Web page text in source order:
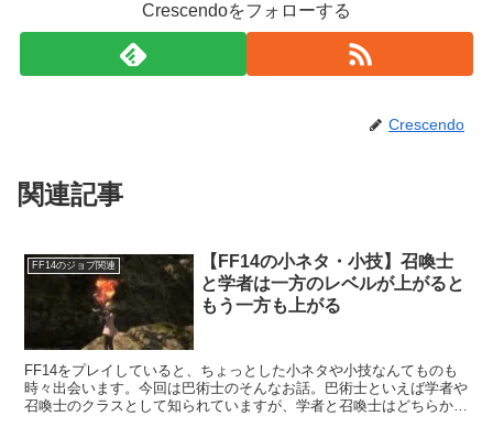
Crescendoをフォローする
Crescendo
関連記事
FF14のジョブ関連
【FF14の小ネタ・小技】召喚士
と学者は一方のレベルが上がると
もう一方も上がる
FF14をプレイしていると、ちょっとした小ネタや小技なんてものも
時々出会います。今回は巴術士のそんなお話。巴術士といえば学者や
召喚士のクラスとして知られていますが、学者と召喚士はどちらか一